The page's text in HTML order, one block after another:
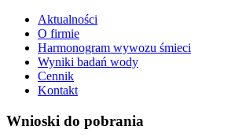
Aktualności
O firmie
Harmonogram wywozu śmieci
Wyniki badań wody
Cennik
Kontakt
Wnioski do pobrania